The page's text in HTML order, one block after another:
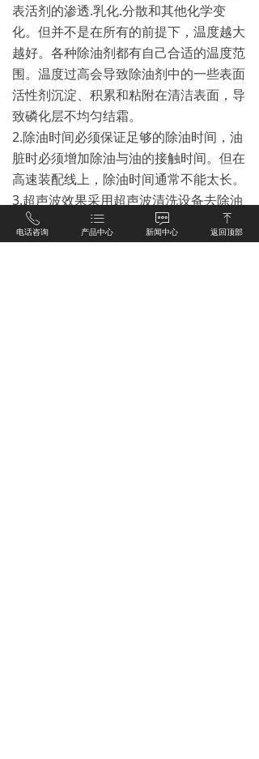
表活剂的渗透.乳化.分散和其他化学变
化。但并不是在所有的前提下，温度越大
越好。各种除油剂都有自己合适的温度范
围。温度过高会导致除油剂中的一些表面
活性剂沉淀、积累和粘附在清洁表面，导
致磷化层不均匀结霜。
2.除油时间必须保证足够的除油时间，油
脏时必须增加除油与油的接触时间。但在
高速装配线上，除油时间通常不能太长。
3.超声波效果采用超声波清洗设备去除油
污，超声波清洗设备的原理主要是通过超
声波清洗设备去除油污。“空蚀效用”，产
ꂅ
电话咨询
ꂇ
产品中心
ꁳ
新闻中心
ꁸ
返回顶部